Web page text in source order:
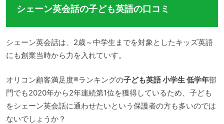
シェーン英会話の子ども英語の口コミ
シェーン英会話は、2歳～中学生までを対象としたキッズ英語
にも創業当時から力を入れていす。
オリコン顧客満足度®ランキングの子ども英語 小学生 低学年部
門でも2020年から2年連続第1位を獲得しているため、子ども
をシェーン英会話に通わせたいという保護者の方も多いのでは
ないでしょうか？